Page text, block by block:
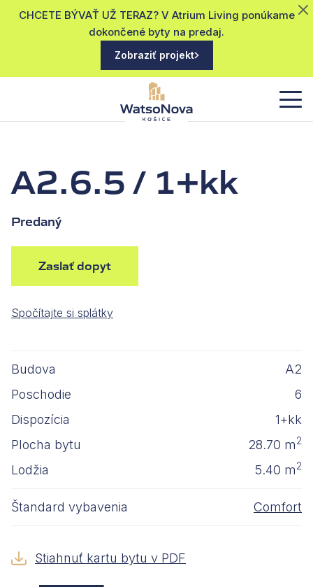
CHCETE BÝVAŤ UŽ TERAZ? V Atrium Living ponúkame
dokončené byty na predaj.
Zobraziť projekt
A2.6.5 / 1+kk
Predaný
Zaslať dopyt
Spočítajte si splátky
Budova
A2
Poschodie
6
Dispozícia
1+kk
Plocha bytu
28.70 m2
Lodžia 5.40 m2
Štandard vybavenia Comfort
Stiahnuť kartu bytu v PDF